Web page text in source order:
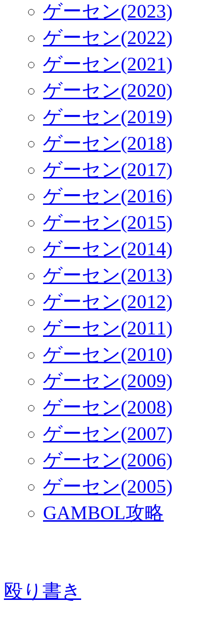
ゲーセン(2023)
ゲーセン(2022)
ゲーセン(2021)
ゲーセン(2020)
ゲーセン(2019)
ゲーセン(2018)
ゲーセン(2017)
ゲーセン(2016)
ゲーセン(2015)
ゲーセン(2014)
ゲーセン(2013)
ゲーセン(2012)
ゲーセン(2011)
ゲーセン(2010)
ゲーセン(2009)
ゲーセン(2008)
ゲーセン(2007)
ゲーセン(2006)
ゲーセン(2005)
GAMBOL攻略
殴り書き